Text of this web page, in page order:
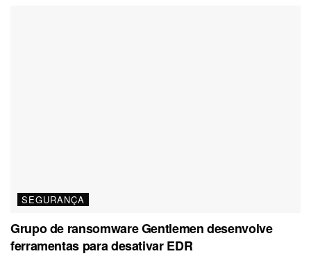
SEGURANÇA
Grupo de ransomware Gentlemen desenvolve
ferramentas para desativar EDR